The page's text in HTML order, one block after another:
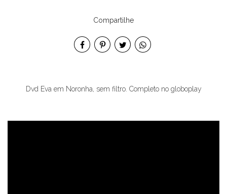
Compartilhe
Dvd Eva em Noronha, sem filtro. Completo no globoplay